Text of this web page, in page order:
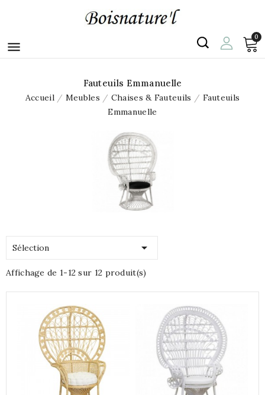

0
Fauteuils Emmanuelle
Accueil Meubles Chaises & Fauteuils
Fauteuils
Emmanuelle
Sélection 
Affichage de 1-12 sur 12 produit(s)